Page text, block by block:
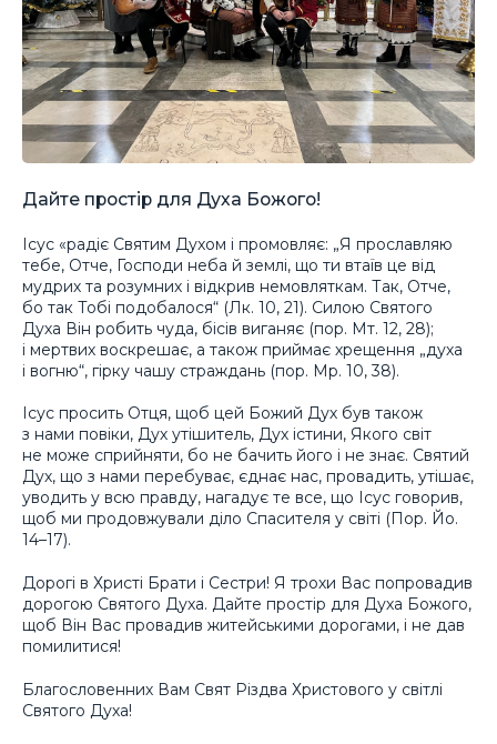
Дайте простір для Духа Божого!
Ісус «радіє Святим Духом і промовляє: „Я прославляю
тебе, Отче, Господи неба й землі, що ти втаїв це від
мудрих та розумних і відкрив немовляткам. Так, Отче,
бо так Тобі подобалося“ (Лк. 10, 21). Силою Святого
Духа Він робить чуда, бісів виганяє (пор. Мт. 12, 28);
і мертвих воскрешає, а також приймає хрещення „духа
і вогню“, гірку чашу страждань (пор. Мр. 10, 38).
Ісус просить Отця, щоб цей Божий Дух був також
з нами повіки, Дух утішитель, Дух істини, Якого світ
не може сприйняти, бо не бачить його і не знає. Святий
Дух, що з нами перебуває, єднає нас, провадить, утішає,
уводить у всю правду, нагадує те все, що Ісус говорив,
щоб ми продовжували діло Спасителя у світі (Пор. Йо.
14–17).
Дорогі в Христі Брати і Сестри! Я трохи Вас попровадив
дорогою Святого Духа. Дайте простір для Духа Божого,
щоб Він Вас провадив житейськими дорогами, і не дав
помилитися!
Благословенних Вам Свят Різдва Христового у світлі
Святого Духа!